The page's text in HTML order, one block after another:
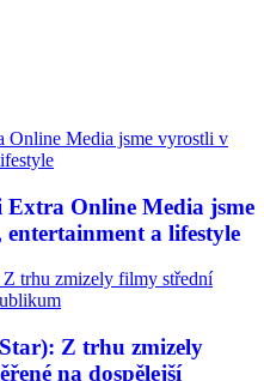
Online Media jsme
a lifestyle
Z trhu zmizely
na dospělejší